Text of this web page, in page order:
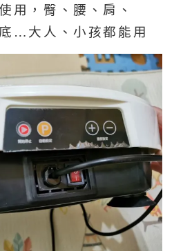
用，臀、腰、肩、
…大人、小孩都能用